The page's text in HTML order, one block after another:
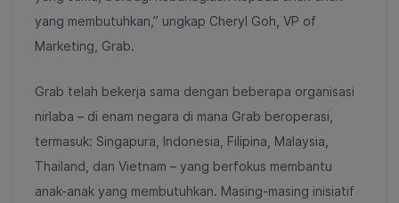
yang membutuhkan,” ungkap Cheryl Goh, VP of
Marketing, Grab.
Grab telah bekerja sama dengan beberapa organisasi
nirlaba – di enam negara di mana Grab beroperasi,
termasuk: Singapura, Indonesia, Filipina, Malaysia,
Thailand, dan Vietnam – yang berfokus membantu
anak-anak yang membutuhkan. Masing-masing inisiatif